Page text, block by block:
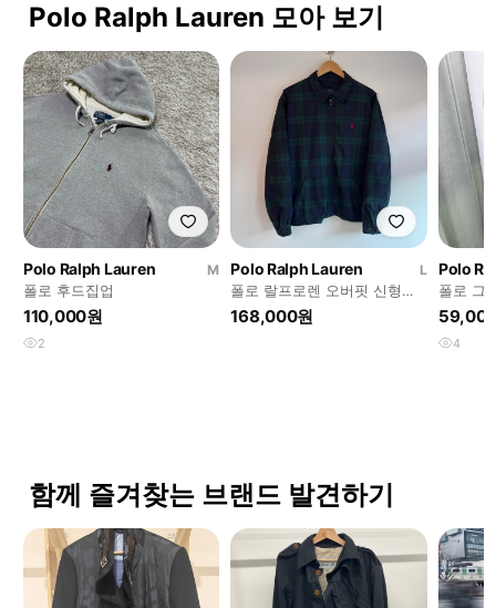
Polo Ralph Lauren 모아 보기
Polo Ralph Lauren
M
폴로 후드집업
110,000원
2
Polo Ralph Lauren
L
폴로 랄프로렌 오버핏 신형라
벨 블랙와치 패턴 폴리쉘 바이
스윙 자켓
168,000원
Polo
폴로 그
4
함께 즐겨찾는 브랜드 발견하기